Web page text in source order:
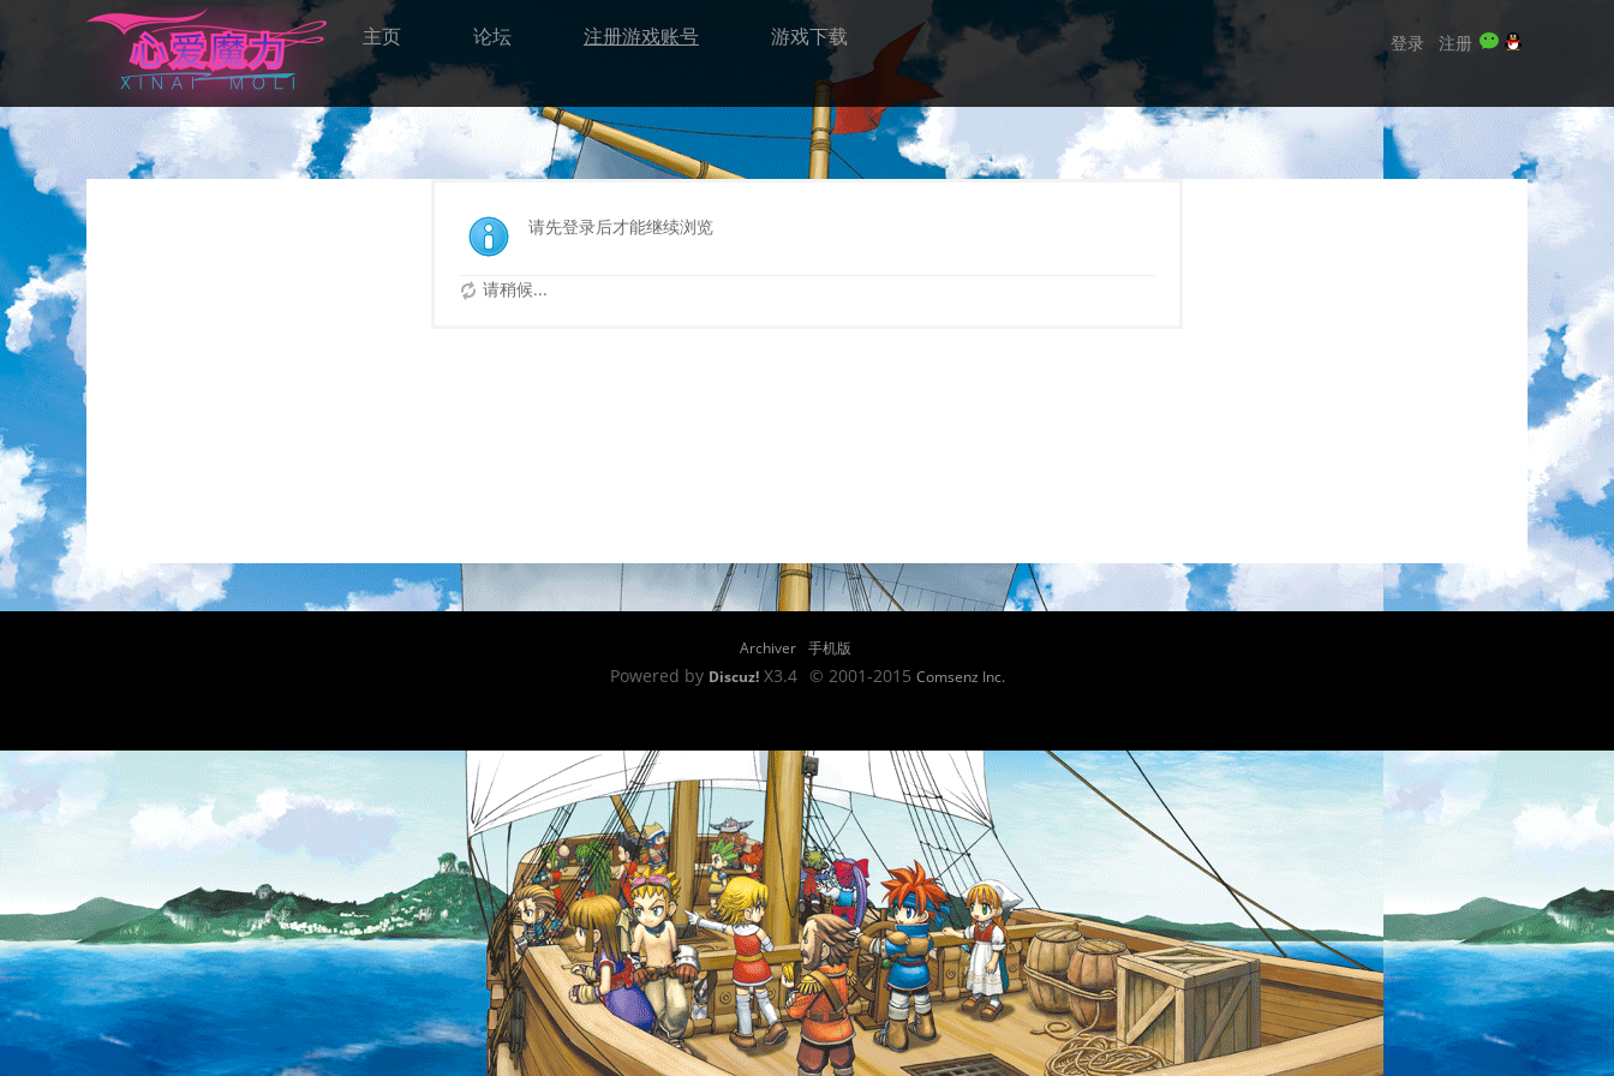
主页 论坛 注册游戏账号 游戏下载 登录 注册
请先登录后才能继续浏览
请稍候...
Archiver 手机版
Powered by Discuz! X3.4 © 2001-2015 Comsenz Inc.